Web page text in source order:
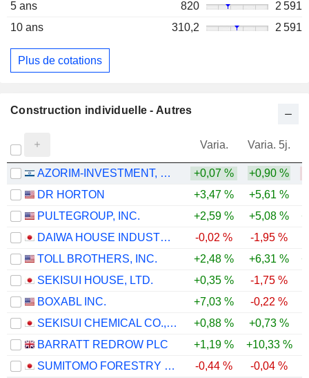
5 ans
820
2 591
10 ans
310,2 2 591
Plus de cotations
Construction individuelle - Autres
Varia. Varia. 5j.
AZORIM-INVESTMENT, DEVELOPMENT & CONSTRUCTION CO. LTD +0,07 % +0,90 %
DR HORTON
+3,47 % +5,61 %
PULTEGROUP, INC.
+2,59 % +5,08 %
DAIWA HOUSE INDUSTRY CO., LTD.
-0,02 % -1,95 %
TOLL BROTHERS, INC.
+2,48 % +6,31 %
SEKISUI HOUSE, LTD.
+0,35 % -1,75 %
BOXABL INC.
+7,03 % -0,22 %
SEKISUI CHEMICAL CO., LTD.
+0,88 % +0,73 %
BARRATT REDROW PLC
+1,19 % +10,33 %
SUMITOMO FORESTRY CO., LTD.
-0,44 % -0,04 %